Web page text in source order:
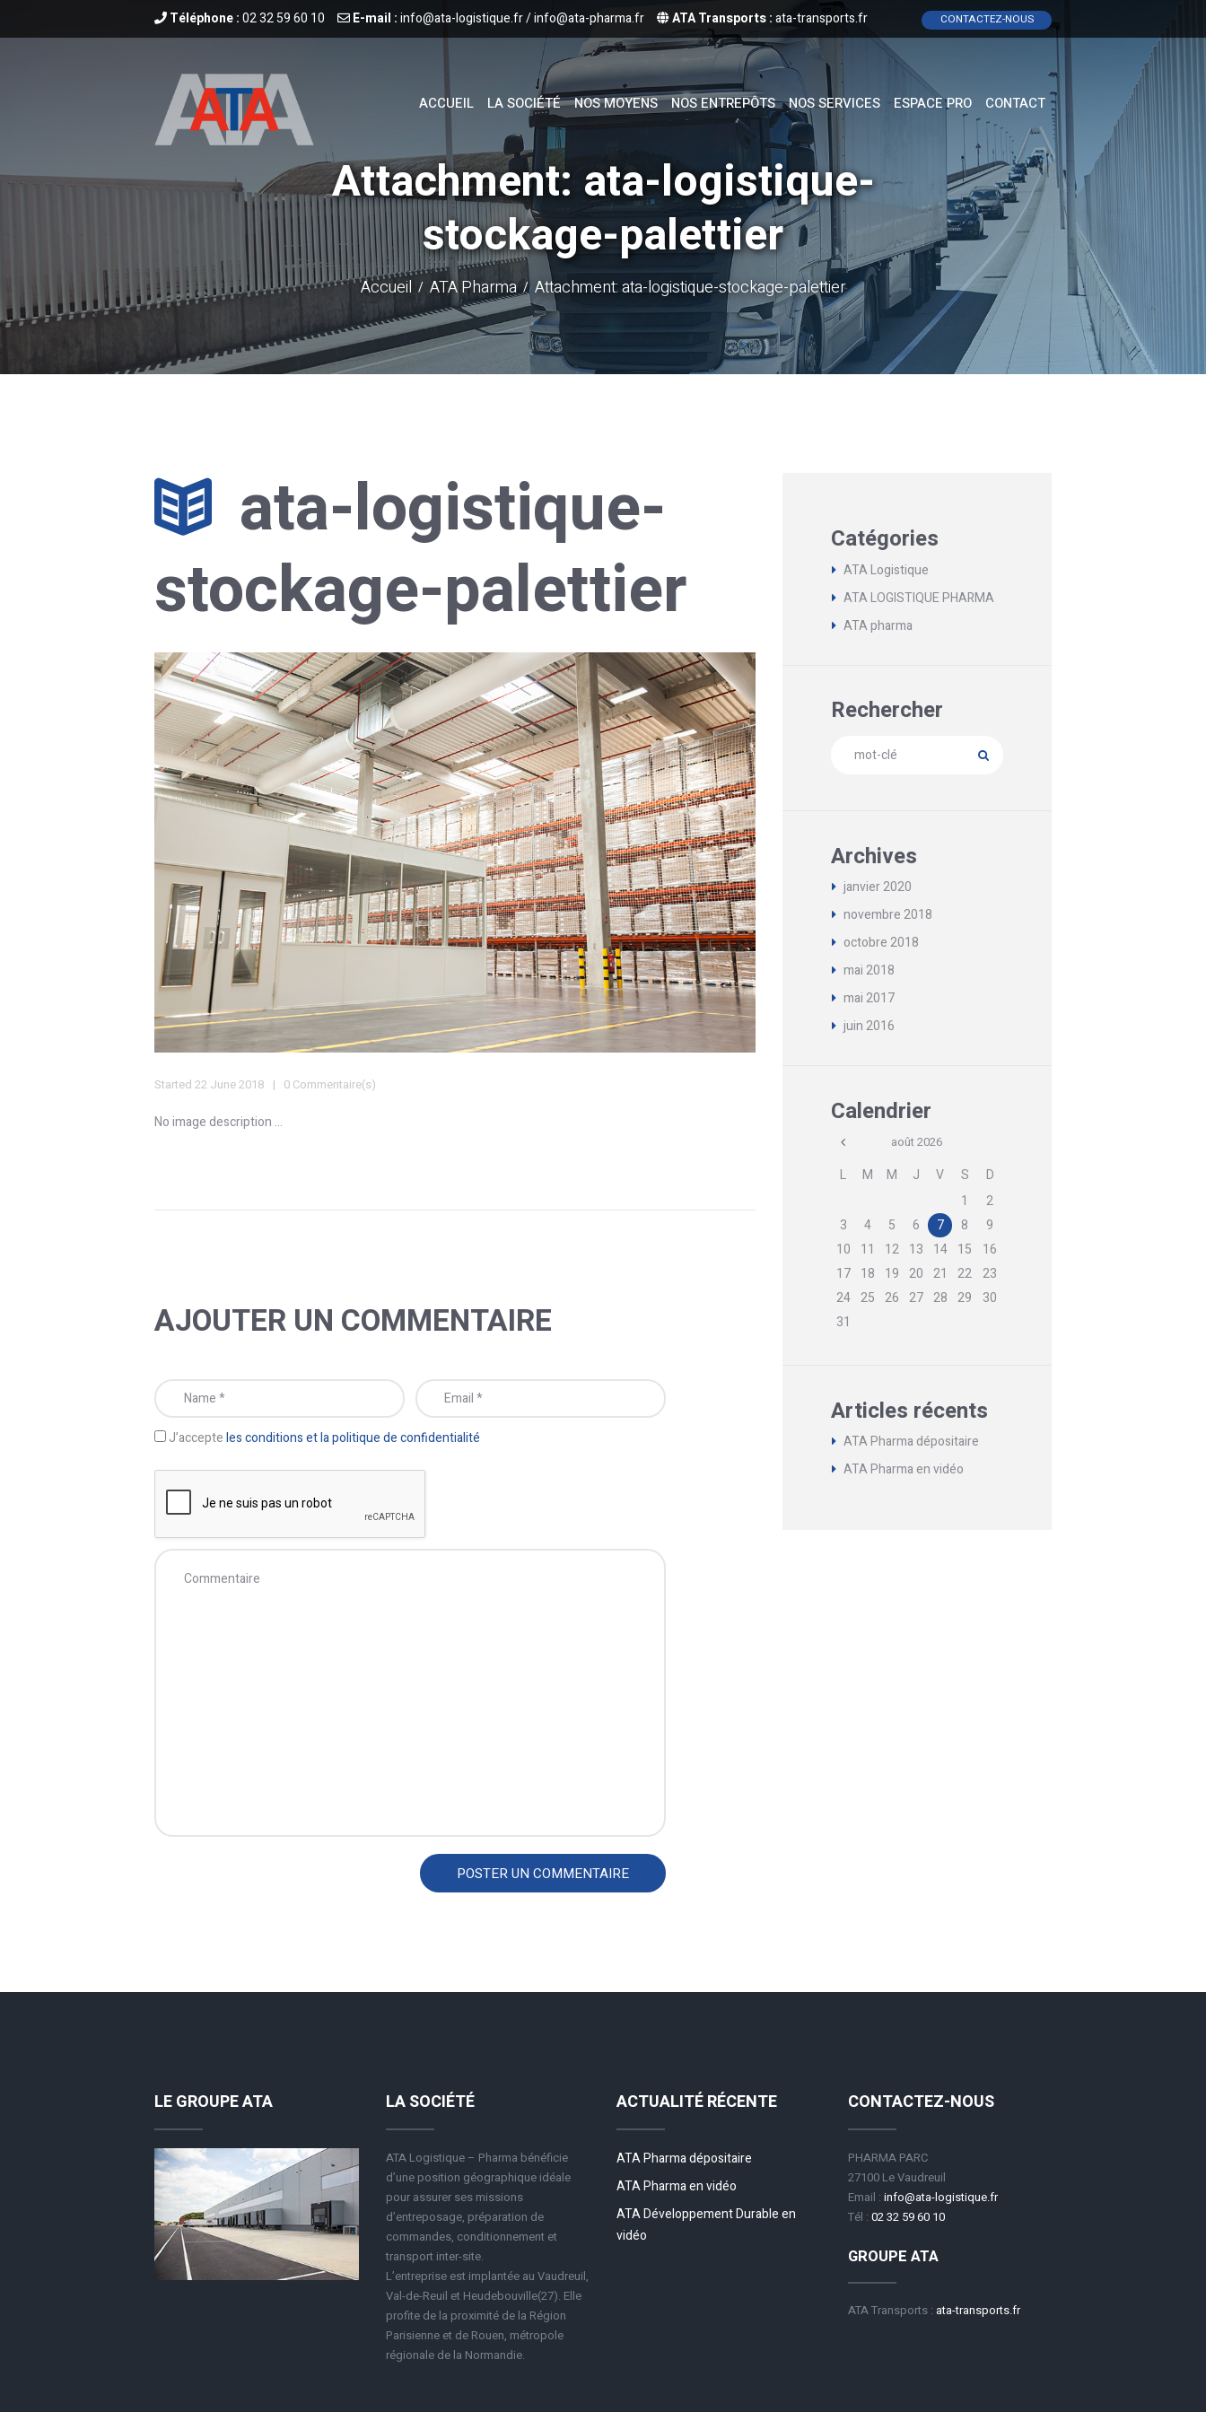
Téléphone :02 32 59 60 10 E-mail :info@ata-logistique.fr/info@ata-pharma.fr ATA Transports :ata-transports.fr CONTACTEZ-NOUS
ACCUEIL LA SOCIÉTÉ NOS MOYENS NOS ENTREPÔTS NOS SERVICES ESPACE PRO CONTACT
Attachment: ata-logistique-
stockage-palettier
Accueil ATA Pharma Attachment: ata-logistique-stockage-palettier
ata-logistique-
stockage-palettier
Started 22 June 2018 0 Commentaire(s)
No image description ...
AJOUTER UN COMMENTAIRE
J’accepteles conditions et la politique de confidentialité
Catégories
ATA Logistique
ATA LOGISTIQUE PHARMA
ATA pharma
Rechercher
Archives
janvier2020
novembre2018
octobre2018
mai2018
mai2017
juin2016
Calendrier
août2026
L M M J V S
D
1
2
3
4 5 6 7 8
9
10
11 12 13 14 15
16
17 18 19 20 21 22 23
24 25 26 27 28 29
30
31
Articles récents
ATA Pharma dépositaire
ATA Pharma en vidéo
LE GROUPE ATA LA SOCIÉTÉ
ATA Logistique – Pharma bénéficie
d’une position géographique idéale
pour assurer ses missions
d’entreposage, préparation de
commandes, conditionnement et
transport inter-site.
L’entreprise est implantée au Vaudreuil,
Val-de-Reuil et Heudebouville(27). Elle
profite de la proximité de la Région
Parisienne et de Rouen, métropole
régionale de la Normandie.
ACTUALITÉ RÉCENTE
ATA Pharma dépositaire
ATA Pharma en vidéo
ATA Développement Durable en
vidéo
CONTACTEZ-NOUS
PHARMA PARC
27100 Le Vaudreuil
Email : info@ata-logistique.fr
Tél : 02 32 59 60 10
GROUPE ATA
ATA Transports : ata-transports.fr